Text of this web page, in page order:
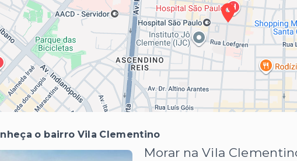
o bairro Vila Clementino
Morar na Vila